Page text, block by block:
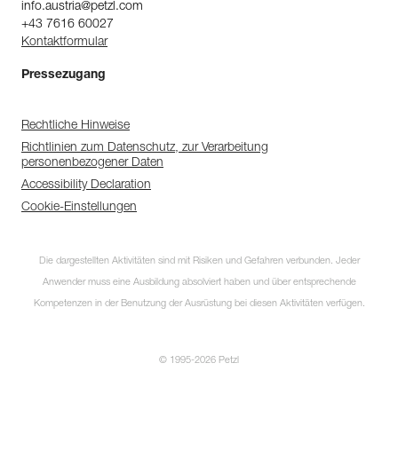
info.austria@petzl.com
+43 7616 60027
Kontaktformular
Pressezugang
Rechtliche Hinweise
Richtlinien zum Datenschutz, zur Verarbeitung
personenbezogener Daten
Accessibility Declaration
Cookie-Einstellungen
Die dargestellten Aktivitäten sind mit Risiken und Gefahren verbunden. Jeder
Anwender muss eine Ausbildung absolviert haben und über entsprechende
Kompetenzen in der Benutzung der Ausrüstung bei diesen Aktivitäten verfügen.
© 1995-2026 Petzl